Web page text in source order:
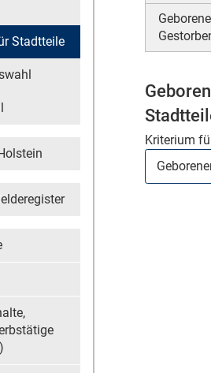
Stadtteile
Region Schleswig-Holstein
Melderegister
Familien, Erwerbstätige
Kriterium